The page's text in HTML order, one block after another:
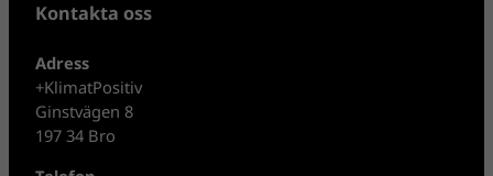
Kontakta oss
Adress
+KlimatPositiv
Ginstvägen 8
197 34 Bro